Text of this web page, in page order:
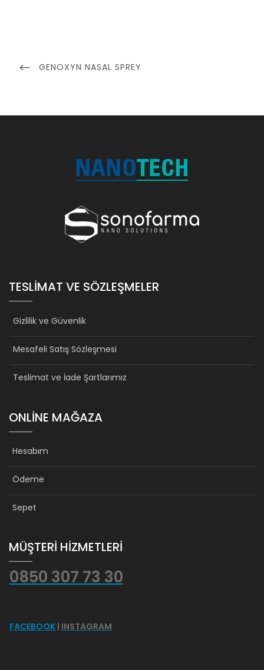
dolaşımıPREVIOUS
GENOXYN NASAL SPREY
TESLIMAT VE SÖZLEŞMELER
Gizlilik ve Güvenlik
Mesafeli Satış Sözleşmesi
Teslimat ve İade Şartlarımız
ONLINE MAĞAZA
Hesabım
Ödeme
Sepet
MÜŞTERİ HİZMETLERİ
0850 307 73 30
FACEBOOK | INSTAGRAM